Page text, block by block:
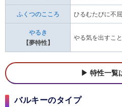
ふくつのこころ ひるむたびに不
やるき
【夢特性】
やる気を出すこ
特性一覧
バルキーのタイプ